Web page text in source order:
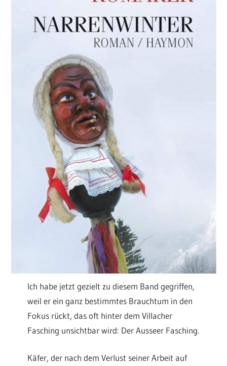
Ich habe jetzt gezielt zu diesem Band gegriffen,
weil er ein ganz bestimmtes Brauchtum in den
Fokus rückt, das oft hinter dem Villacher
Fasching unsichtbar wird: Der Ausseer Fasching.
Käfer, der nach dem Verlust seiner Arbeit auf